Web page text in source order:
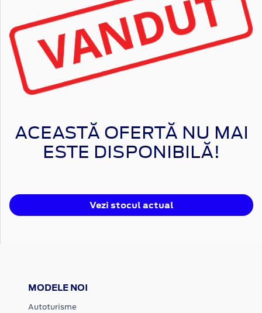
ACEASTĂ OFERTĂ NU MAI
ESTE DISPONIBILĂ!
Vezi stocul actual
MODELE NOI
Autoturisme